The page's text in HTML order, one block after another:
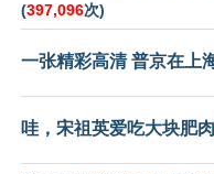
(397,096次)
一张精彩高清 普京在上
哇，宋祖英爱吃大块肥肉